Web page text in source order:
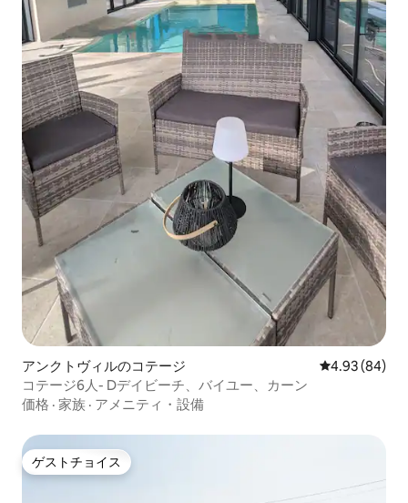
アンクトヴィルのコテージ レビュー84
4.93 (84)
コテージ6人- Dデイビーチ、バイユー、カーン
価格 · 家族 · アメニティ・設備
ゲストチョイス
ゲストチョイス